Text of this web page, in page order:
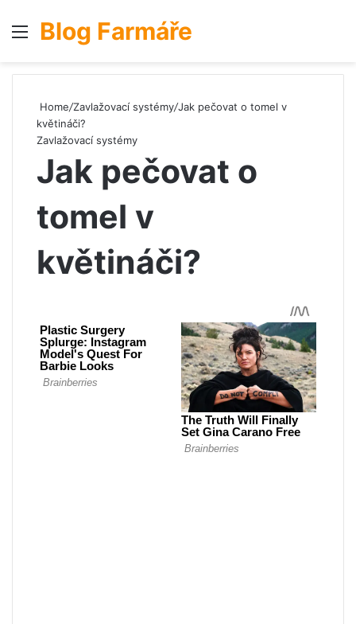
Menu
Blog Farmáře
Home/Zavlažovací systémy/Jak pečovat o tomel v
květináči?
Zavlažovací systémy
Jak pečovat o
tomel v
květináči?